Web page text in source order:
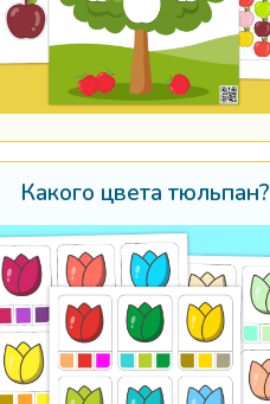
Какого цвета тюльпан?